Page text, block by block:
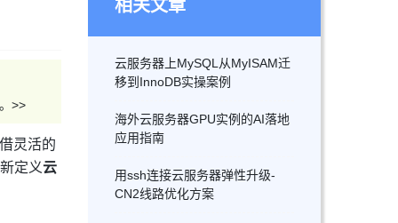
>>
灵活的
定义云
相关文章
云服务器上MySQL从MyISAM迁
移到InnoDB实操案例
海外云服务器GPU实例的AI落地
应用指南
用ssh连接云服务器弹性升级-
CN2线路优化方案